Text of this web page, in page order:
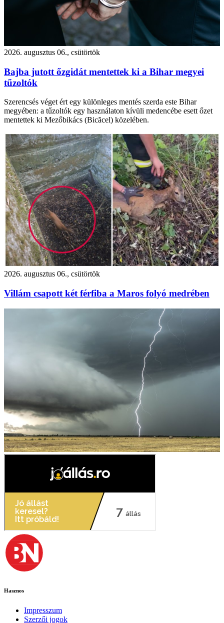
2026. augusztus 06., csütörtök
Bajba jutott őzgidát mentettek ki a Bihar megyei
tűzoltók
Szerencsés véget ért egy különleges mentés szerda este Bihar
megyében: a tűzoltók egy használaton kívüli medencébe esett őzet
mentettek ki Mezőbikács (Bicăcel) közelében.
2026. augusztus 06., csütörtök
Villám csapott két férfiba a Maros folyó medrében
Hasznos
Impresszum
Szerzői jogok